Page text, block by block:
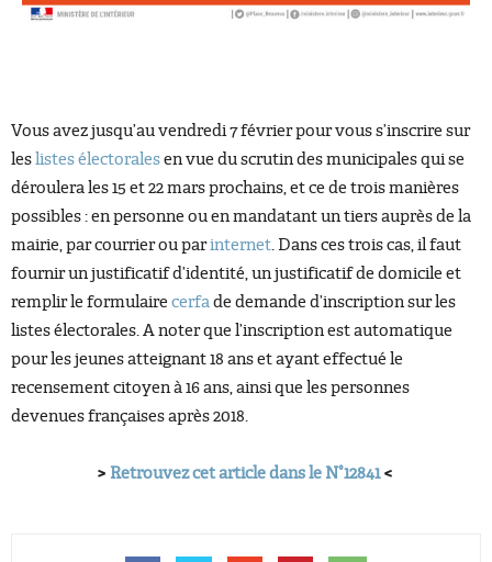
Vous avez jusqu’au vendredi 7 février pour vous s’inscrire sur
leslistes électoralesen vue du scrutin des municipales qui se
déroulera les 15 et 22 mars prochains, et ce de trois manières
possibles : en personne ou en mandatant un tiers auprès de la
mairie, par courrier ou parinternet. Dans ces trois cas, il faut
fournir un justificatif d’identité, un justificatif de domicile et
remplir le formulaire cerfade demande d’inscription sur les
listes électorales. A noter que l’inscription est automatique
pour les jeunes atteignant 18 ans et ayant effectué le
recensement citoyen à 16 ans, ainsi que les personnes
devenues françaises après 2018.
> Retrouvez cet article dans le N°12841<